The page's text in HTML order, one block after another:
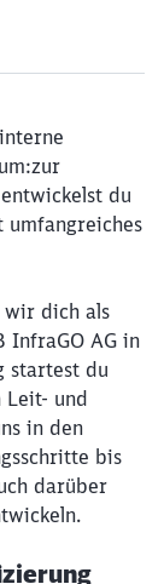
du
umfangreiches
wir dich als
InfraGO AG in
startest du
und
in den
bis
darüber